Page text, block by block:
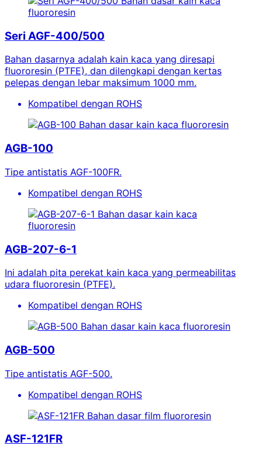
fluororesin
Seri AGF-400/500
Bahan dasarnya adalah kain kaca yang diresapi
fluororesin (PTFE), dan dilengkapi dengan kertas
pelepas dengan lebar maksimum 1000 mm.
Kompatibel dengan ROHS
Bahan dasar kain kaca fluororesin
AGB-100
Tipe antistatis AGF-100FR.
Kompatibel dengan ROHS
Bahan dasar kain kaca
fluororesin
AGB-207-6-1
Ini adalah pita perekat kain kaca yang permeabilitas
udara fluororesin (PTFE).
Kompatibel dengan ROHS
Bahan dasar kain kaca fluororesin
AGB-500
Tipe antistatis AGF-500.
Kompatibel dengan ROHS
Bahan dasar film fluororesin
ASF-121FR